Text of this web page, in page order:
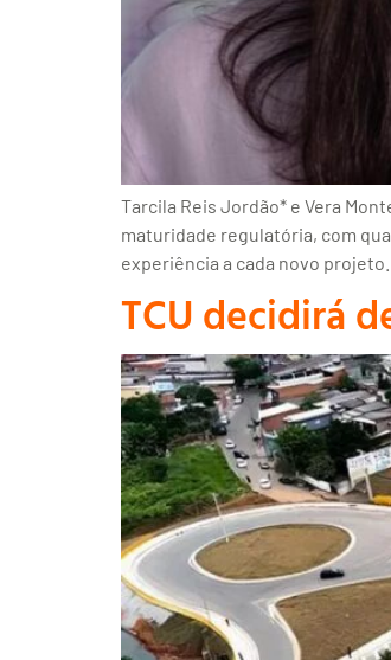
Tarcila Reis Jordão* e Vera
maturidade regulatória, com
experiência a cada novo
TCU decidirá